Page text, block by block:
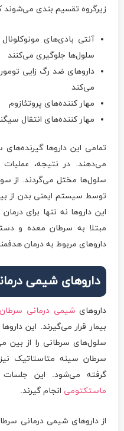
زیرگروه تقسیم بندی می‌شوند
آنتی بادی‌های
سلول‌ها جلوگیری می‌کنند
داروهای ضد رگ زایی
می‌کند
مهار کننده‌های پروتئازوم
مهار کننده‌های انتقال
تمامی این داروها
می‌دهند. در نتیجه،
سلول‌ها مختل می‌گردند. از
توسط سیستم ایمنی بدن از
این داروها نه تنها برای
مبتلا به سرطان معده و
داروهای مربوط به درمان
داروهای شیمی
داروهای شیمی درمانی
بیمار قرار می‌گیرند. این
سلول‌های سرطانی را از بین
سرطان سینه متاستاتیک
گرفته می‌شود. این جلسات
ماستکتومی انجام گیرند.
از داروهای شیمی درمانی